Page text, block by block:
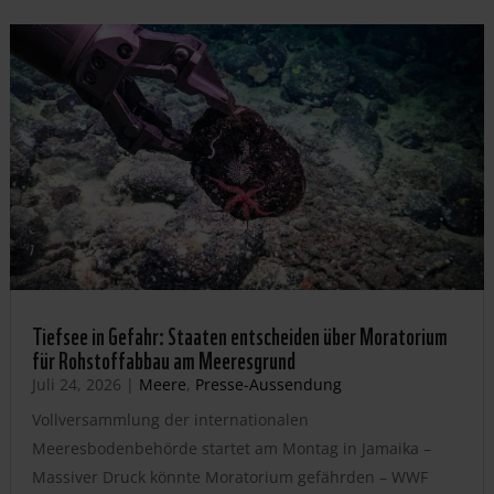
Tiefsee in Gefahr: Staaten entscheiden über Moratorium
für Rohstoffabbau am Meeresgrund
Juli 24, 2026 | Meere, Presse-Aussendung
Vollversammlung der internationalen
Meeresbodenbehörde startet am Montag in Jamaika –
Massiver Druck könnte Moratorium gefährden – WWF